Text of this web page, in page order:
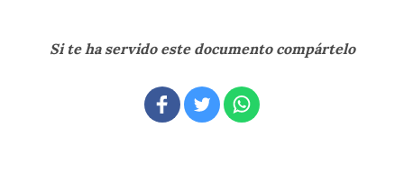
Si te ha servido este documento compártelo